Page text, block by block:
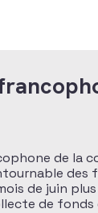
de la
des
de juin
de fonds